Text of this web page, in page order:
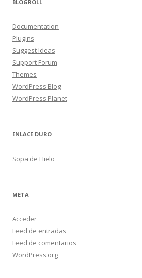
BLOGROLL
Documentation
Plugins
Suggest Ideas
Support Forum
Themes
WordPress Blog
WordPress Planet
ENLACE DURO
Sopa de Hielo
META
Acceder
Feed de entradas
Feed de comentarios
WordPress.org